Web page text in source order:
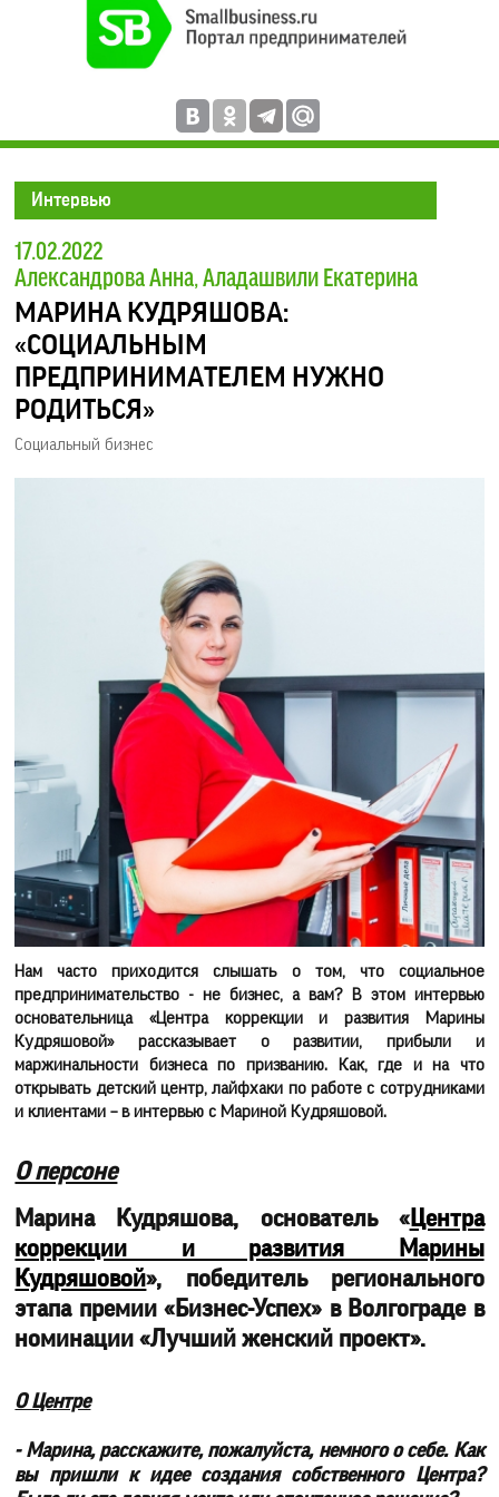
Интервью
17.02.2022
Александрова Анна, Аладашвили Екатерина
МАРИНА КУДРЯШОВА:
«СОЦИАЛЬНЫМ
ПРЕДПРИНИМАТЕЛЕМ НУЖНО
РОДИТЬСЯ»
Социальный бизнес
Нам часто приходится слышать о том, что социальное
предпринимательство - не бизнес, а вам? В этом интервью
основательница «Центра коррекции и развития Марины
Кудряшовой» рассказывает о развитии, прибыли и
маржинальности бизнеса по призванию. Как, где и на что
открывать детский центр, лайфхаки по работе с сотрудниками
и клиентами – в интервью с Мариной Кудряшовой.
О персоне
Марина Кудряшова, основатель «Центра
коррекции и развития Марины
Кудряшовой», победитель регионального
этапа премии «Бизнес-Успех» в Волгограде в
номинации «Лучший женский проект».
О Центре
- Марина, расскажите, пожалуйста, немного о себе. Как
вы пришли к идее создания собственного Центра?